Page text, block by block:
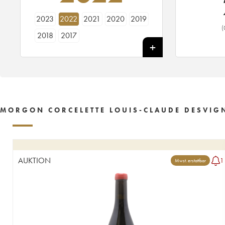
2023 2022 2021 2020
2019
2018
2017
MORGON CORCELETTE LOUIS-CLAUDE
AUKTION Mwst. erstattbar 1